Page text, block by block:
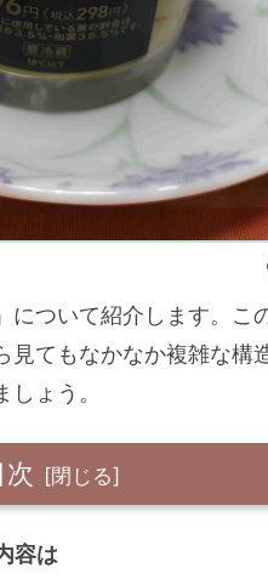
ついて紹介します。こ
てもなかなか複雑な構
ょう。
次
容は